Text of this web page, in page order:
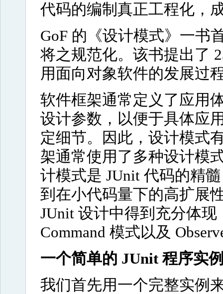
代码的编制真正工程化，
GoF 的《设计模式》一书
将之规范化。该书提出了
用面向对象软件的发展过
软件框架通常定义了应用
设计参数，以便于具体应
定细节。因此，设计模式
架通常使用了多种设计模
计模式是 JUnit 代码的精
到在小代码量下的高扩展
JUnit 设计中得到充分体现
Command 模式以及
一个简单的 JUnit 程序实
我们首先用一个完整实例